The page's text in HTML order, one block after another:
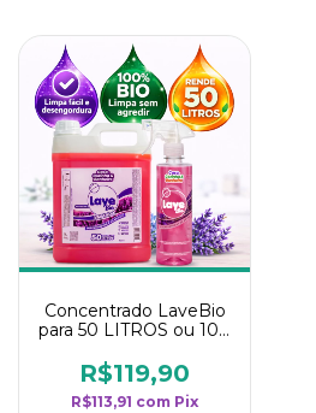
Concentrado LaveBio
para 50 LITROS ou 100
rendimento da
categoria - Lavanda
R$119,90
R$113,91 com Pix